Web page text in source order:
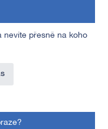
nevíte přesně na koho